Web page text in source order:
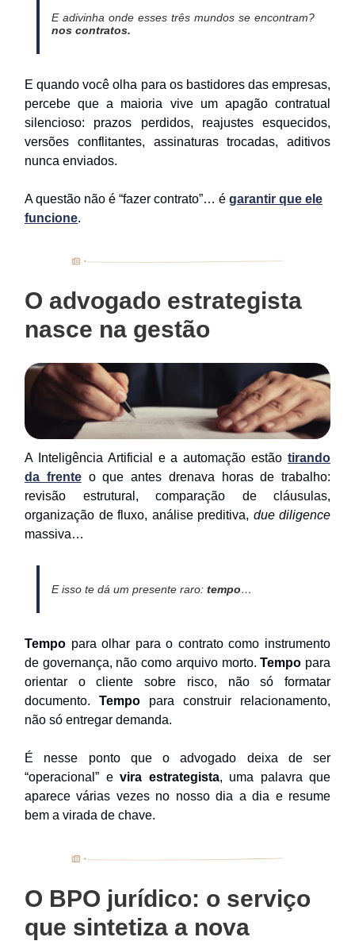
E adivinha onde esses três mundos se encontram?
nos contratos.
E quando você olha para os bastidores das empresas,
percebe que a maioria vive um apagão contratual
silencioso: prazos perdidos, reajustes esquecidos,
versões conflitantes, assinaturas trocadas, aditivos
nunca enviados.
A questão não é “fazer contrato”… é garantir que ele
funcione.
O advogado estrategista
nasce na gestão
A Inteligência Artificial e a automação estão tirando
da frenteo que antes drenava horas de trabalho:
revisão estrutural, comparação de cláusulas,
organização de fluxo, análise preditiva, due diligence
massiva…
E isso te dá um presente raro: tempo…
Tempo para olhar para o contrato como instrumento
de governança, não como arquivo morto.Tempo para
orientar o cliente sobre risco, não só formatar
documento. Tempo para construir relacionamento,
não só entregar demanda.
É nesse ponto que o advogado deixa de ser
“operacional” e vira estrategista, uma palavra que
aparece várias vezes no nosso dia a dia e resume
bem a virada de chave.
O BPO jurídico: o serviço
que sintetiza a nova